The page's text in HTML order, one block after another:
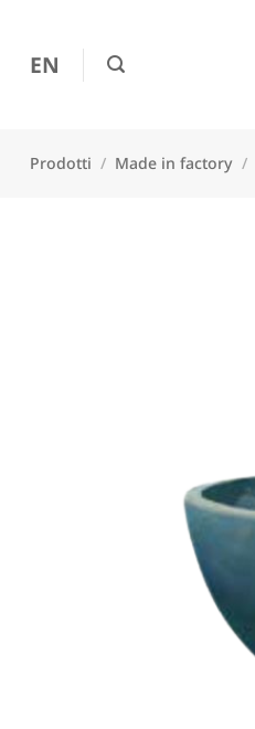
contenuti
EN
Prodotti / Made in factory /